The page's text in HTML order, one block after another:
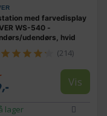
med farvedisplay
WS-540 -
udendørs, hvid
(214)
Vis
lager